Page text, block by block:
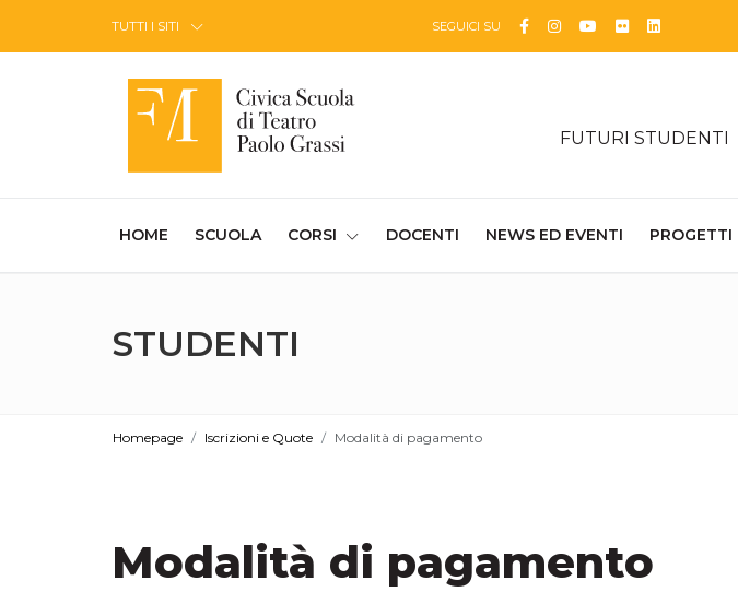
TUTTI I SITI SEGUICI SU Facebook
Instagram
YouTube
FlickrLinkedin
FUTURI STUDENTI
HOME (CURRENT)
SCUOLA CORSI DOCENTI NEWS ED EVENTI PROGETTI
STUDENTI
Homepage Iscrizioni e Quote Modalità di pagamento
Modalità di pagamento